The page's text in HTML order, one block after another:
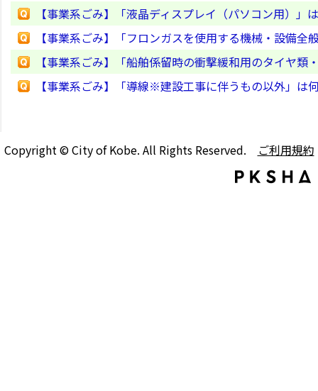
【事業系ごみ】「液晶ディスプレイ（パソコン用）」
【事業系ごみ】「フロンガスを使用する機械・設備
【事業系ごみ】「船舶係留時の衝撃緩和用のタイヤ
【事業系ごみ】「導線※建設工事に伴うもの以外」は
Copyright © City of Kobe. All Rights Reserved. ご利用規約